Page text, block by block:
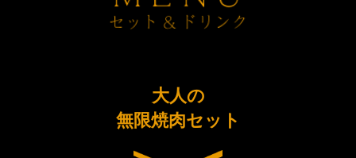
大人の
無限焼肉セット